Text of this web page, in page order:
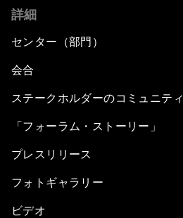
詳細
センター（部門）
会合
ステークホルダーのコミュニティ
「フォーラム・ストーリー」
プレスリリース
フォトギャラリー
ビデオ